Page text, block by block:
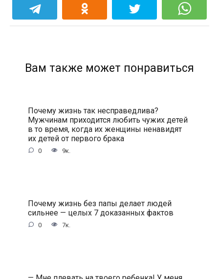
Вам также может понравиться
Почему жизнь так несправедлива?
Мужчинам приходится любить чужих детей
в то время, когда их женщины ненавидят
их детей от первого брака
0 9к.
Почему жизнь без папы делает людей
сильнее — целых 7 доказанных фактов
0 7к.